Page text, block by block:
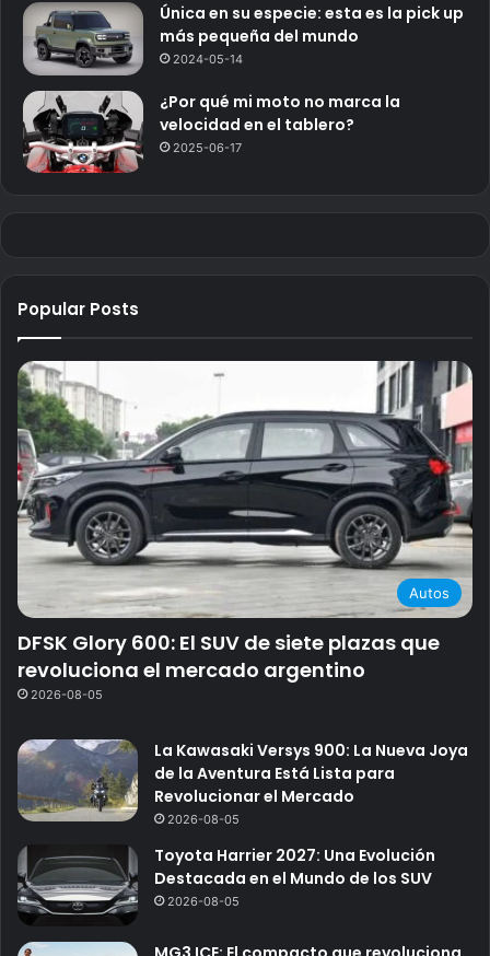
Única en su especie: esta es la pick up
más pequeña del mundo
2024-05-14
¿Por qué mi moto no marca la
velocidad en el tablero?
2025-06-17
Popular Posts
Autos
DFSK Glory 600: El SUV de siete plazas que
revoluciona el mercado argentino
2026-08-05
La Kawasaki Versys 900: La Nueva Joya
de la Aventura Está Lista para
Revolucionar el Mercado
2026-08-05
Toyota Harrier 2027: Una Evolución
Destacada en el Mundo de los SUV
2026-08-05